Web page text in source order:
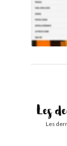
Les
Les